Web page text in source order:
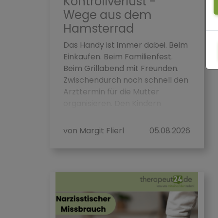
Wege aus dem
Hamsterrad
Das Handy ist immer dabei. Beim
Einkaufen. Beim Familienfest.
Beim Grillabend mit Freunden.
Zwischendurch noch schnell den
Arzttermin für die Mutter
von Margit Flierl
05.08.2026